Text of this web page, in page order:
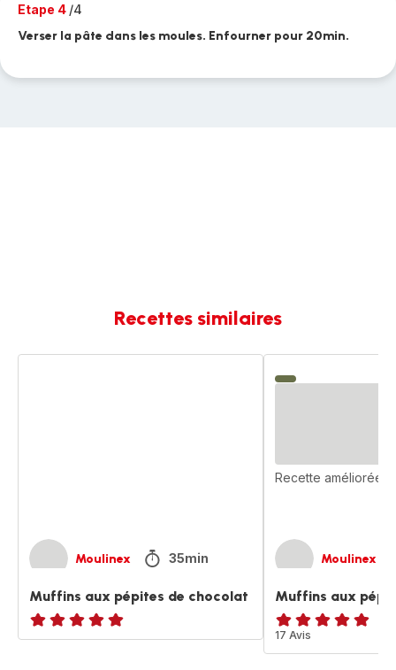
Etape 4 /4
Verser la pâte dans les moules. Enfourner pour 20min.
Recettes similaires
Moulinex 35min
Muffins aux pépites de chocolat
ratings.NaN
Moulinex
Muffins aux
Avis
5
17 Avis
Recette améliorée
aux